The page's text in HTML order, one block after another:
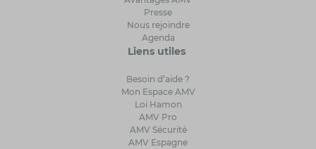
Presse
Nous rejoindre
Agenda
Liens utiles
Besoin d’aide ?
Mon Espace AMV
Loi Hamon
AMV Pro
AMV Sécurité
AMV Espagne